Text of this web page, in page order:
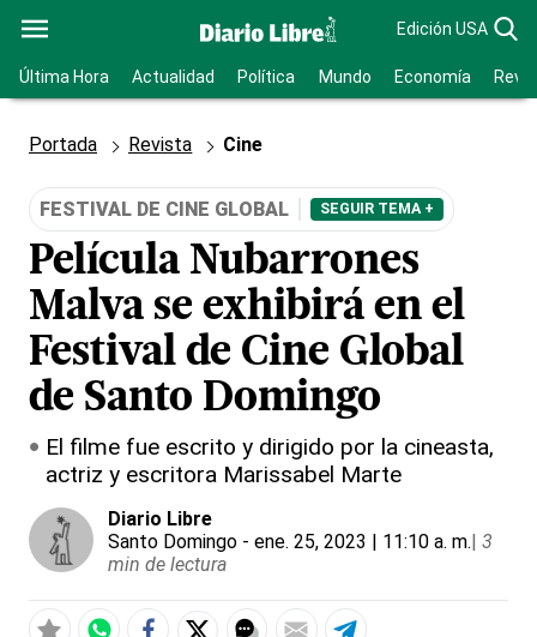
Edición USA
Última Hora Actualidad Política Mundo Economía
Portada Revista Cine
FESTIVAL DE CINE GLOBAL SEGUIR TEMA +
Película Nubarrones
Malva se exhibirá en el
Festival de Cine Global
de Santo Domingo
El filme fue escrito y dirigido por la cineasta,
actriz y escritora Marissabel Marte
Diario Libre
Santo Domingo - ene. 25, 2023 | 11:10 a. m.| 3
min de lectura